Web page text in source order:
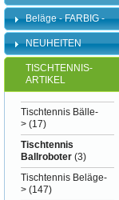
Beläge - FARBIG -
NEUHEITEN
TISCHTENNIS-
ARTIKEL
Tischtennis Bälle-
> (17)
Tischtennis
Ballroboter (3)
Tischtennis Beläge-
> (147)